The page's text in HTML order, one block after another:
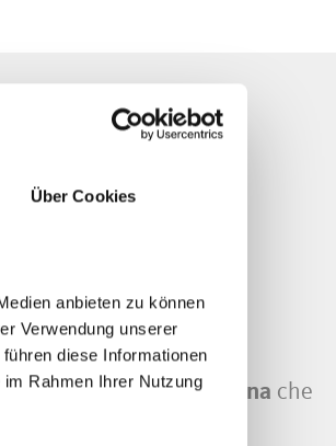
Über Cookies
anbieten zu können
Verwendung unserer
diese Informationen
Rahmen Ihrer Nutzung
così ilTrentinGrana che